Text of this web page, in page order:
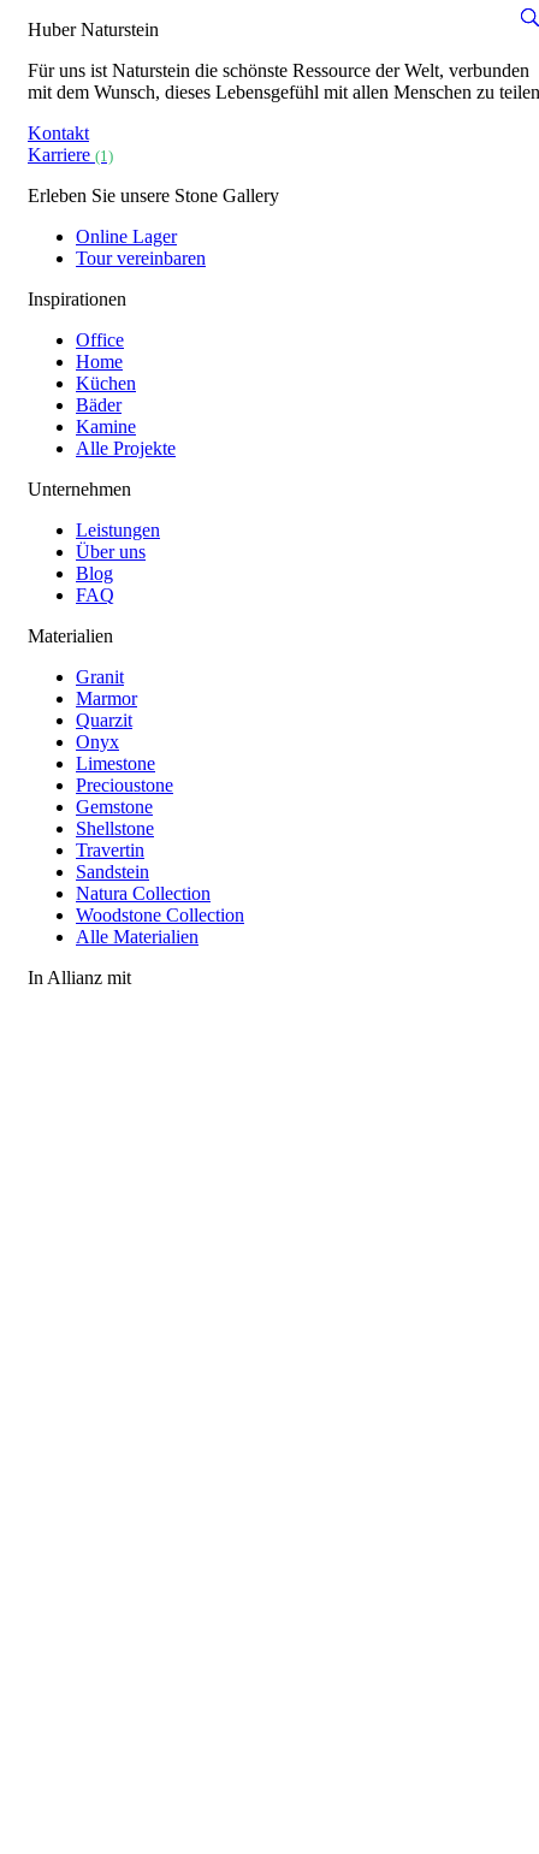
Huber Naturstein
Für uns ist Naturstein die schönste Ressource der Welt, verbunden
mit dem Wunsch, dieses Lebensgefühl mit allen Menschen zu
Kontakt
Karriere (1)
Erleben Sie unsere Stone Gallery
Online Lager
Tour vereinbaren
Inspirationen
Office
Home
Küchen
Bäder
Kamine
Alle Projekte
Unternehmen
Leistungen
Über uns
Blog
FAQ
Materialien
Granit
Marmor
Quarzit
Onyx
Limestone
Precioustone
Gemstone
Shellstone
Travertin
Sandstein
Natura Collection
Woodstone Collection
Alle Materialien
In Allianz mit